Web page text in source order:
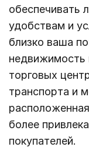
обеспечивать
удобствам и
близко ваша
недвижимость
торговых
транспорта и
более
покупателей.